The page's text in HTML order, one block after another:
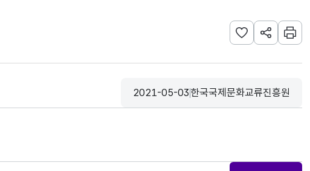
관심사 등록하기
URL 공유하
인쇄
등록일
2021-05-03
수집기관
한국국제문화교류진흥원